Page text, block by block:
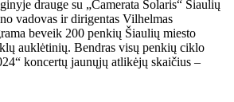
drauge su „Camerata Solaris“ Šiaulių
vadovas ir dirigentas Vilhelmas
beveik 200 penkių Šiaulių miesto
auklėtinių. Bendras visų penkių ciklo
koncertų jaunųjų atlikėjų skaičius –